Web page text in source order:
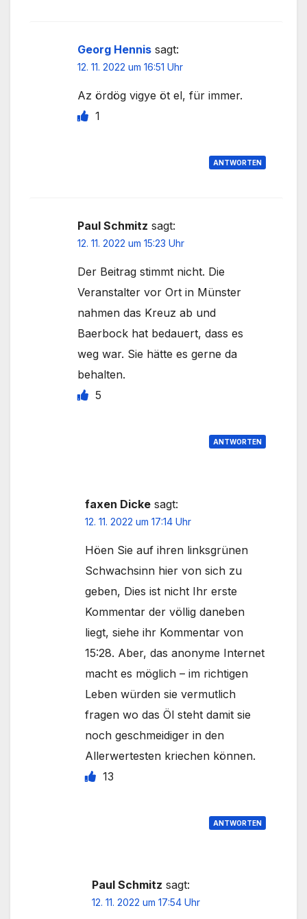
Georg Hennis sagt:
12. 11. 2022 um 16:51 Uhr
Az ördög vigye öt el, für immer.
1
ANTWORTEN
Paul Schmitz sagt:
12. 11. 2022 um 15:23 Uhr
Der Beitrag stimmt nicht. Die
Veranstalter vor Ort in Münster
nahmen das Kreuz ab und
Baerbock hat bedauert, dass es
weg war. Sie hätte es gerne da
behalten.
5
ANTWORTEN
faxen Dicke sagt:
12. 11. 2022 um 17:14 Uhr
Höen Sie auf ihren linksgrünen
Schwachsinn hier von sich zu
geben, Dies ist nicht Ihr erste
Kommentar der völlig daneben
liegt, siehe ihr Kommentar von
15:28. Aber, das anonyme Internet
macht es möglich – im richtigen
Leben würden sie vermutlich
fragen wo das Öl steht damit sie
noch geschmeidiger in den
Allerwertesten kriechen können.
13
ANTWORTEN
Paul Schmitz sagt:
12. 11. 2022 um 17:54 Uhr